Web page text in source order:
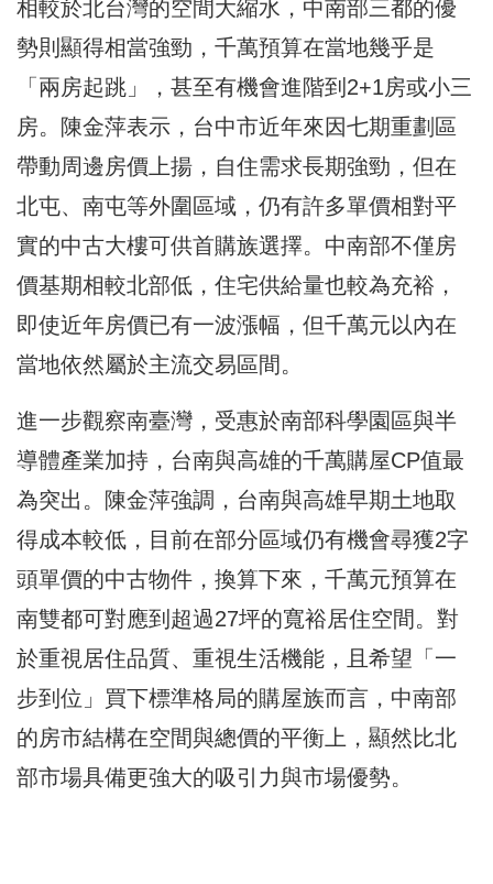
相較於北台灣的空間大縮水，中南部三都的優
勢則顯得相當強勁，千萬預算在當地幾乎是
「兩房起跳」，甚至有機會進階到2+1房或小三
房。陳金萍表示，台中市近年來因七期重劃區
帶動周邊房價上揚，自住需求長期強勁，但在
北屯、南屯等外圍區域，仍有許多單價相對平
實的中古大樓可供首購族選擇。中南部不僅房
價基期相較北部低，住宅供給量也較為充裕，
即使近年房價已有一波漲幅，但千萬元以內在
當地依然屬於主流交易區間。
進一步觀察南臺灣，受惠於南部科學園區與半
導體產業加持，台南與高雄的千萬購屋CP值最
為突出。陳金萍強調，台南與高雄早期土地取
得成本較低，目前在部分區域仍有機會尋獲2字
頭單價的中古物件，換算下來，千萬元預算在
南雙都可對應到超過27坪的寬裕居住空間。對
於重視居住品質、重視生活機能，且希望「一
步到位」買下標準格局的購屋族而言，中南部
的房市結構在空間與總價的平衡上，顯然比北
部市場具備更強大的吸引力與市場優勢。